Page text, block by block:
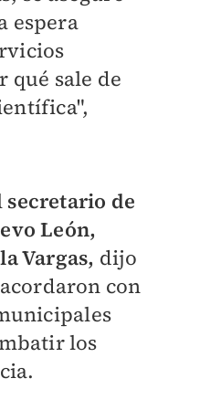
espera
qué sale de
secretario de
León,
Vargas, dijo
con
los